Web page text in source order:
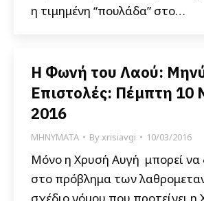
η τιμημένη “πουλάδα” στο…
Η Φωνή του Λαού:
Επιστολές: Πέμπτη 10
2016
ΜΗΝΥΜΑΤΑ Byxrisiavgi 10/03/2016
Μόνο η Χρυσή Αυγή μπορεί να
στο πρόβλημα των